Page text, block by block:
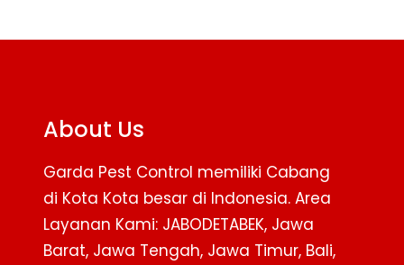
About Us
Garda Pest Control memiliki Cabang
di Kota Kota besar di Indonesia. Area
Layanan Kami: JABODETABEK, Jawa
Barat, Jawa Tengah, Jawa Timur, Bali,